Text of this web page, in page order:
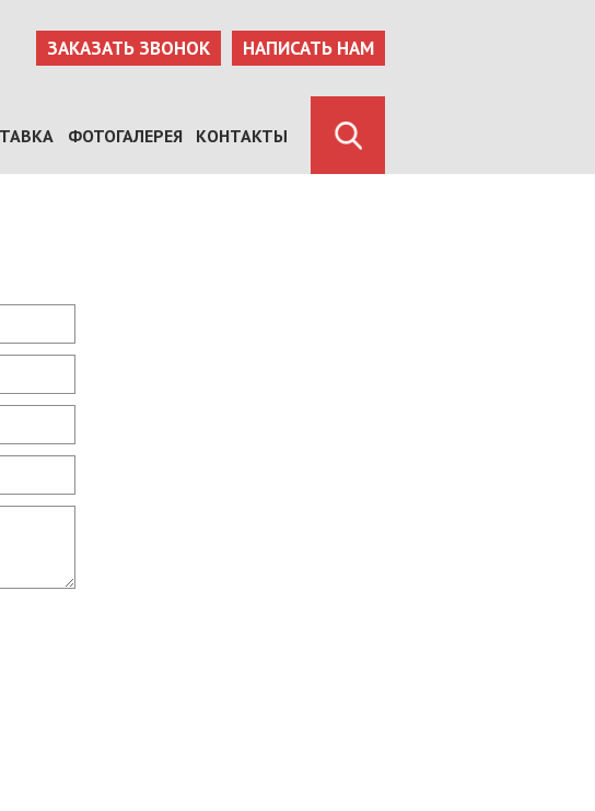
ЗАКАЗАТЬ ЗВОНОК НАПИСАТЬ НАМ
ФОТОГАЛЕРЕЯ КОНТАКТЫ